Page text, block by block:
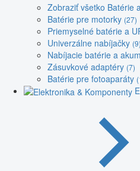
Zobraziť všetko Batérie
Batérie pre motorky (27)
Priemyselné batérie a
Univerzálne nabíjačky (9)
Nabíjacie batérie a
Zásuvkové adaptéry (7)
Batérie pre fotoaparáty